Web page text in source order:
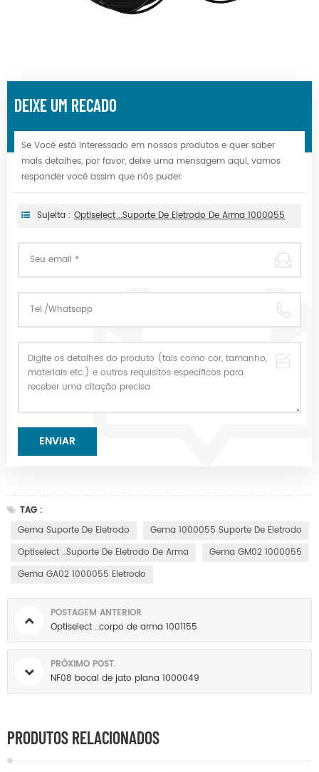
DEIXE UM RECADO
Se Você está interessado em nossos produtos e quer saber
mais detalhes, por favor, deixe uma mensagem aqui, vamos
responder você assim que nós puder.
Sujeita : Optiselect ..Suporte De Eletrodo De Arma 1000055
TAG :
Gema Suporte De Eletrodo
Gema 1000055 Suporte De Eletrodo
Optiselect ..Suporte De Eletrodo De Arma
Gema GM02 1000055
Gema GA02 1000055 Eletrodo
POSTAGEM ANTERIOR
Optiselect ..corpo de arma 1001155
PRÓXIMO POST.
NF08 bocal de jato plana 1000049
PRODUTOS RELACIONADOS